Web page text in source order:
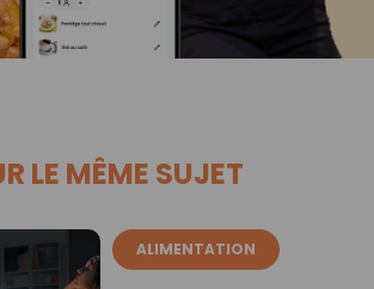
LE MÊME SUJET
ALIMENTATION